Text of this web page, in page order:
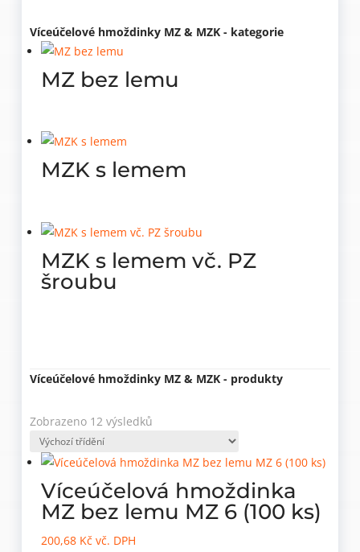
Víceúčelové hmoždinky MZ & MZK - kategorie
MZ bez lemu
MZK s lemem
MZK s lemem vč. PZ
šroubu
Víceúčelové hmoždinky MZ & MZK - produkty
Zobrazeno 12 výsledků
Víceúčelová hmoždinka
MZ bez lemu MZ 6 (100 ks)
200,68 Kč vč. DPH